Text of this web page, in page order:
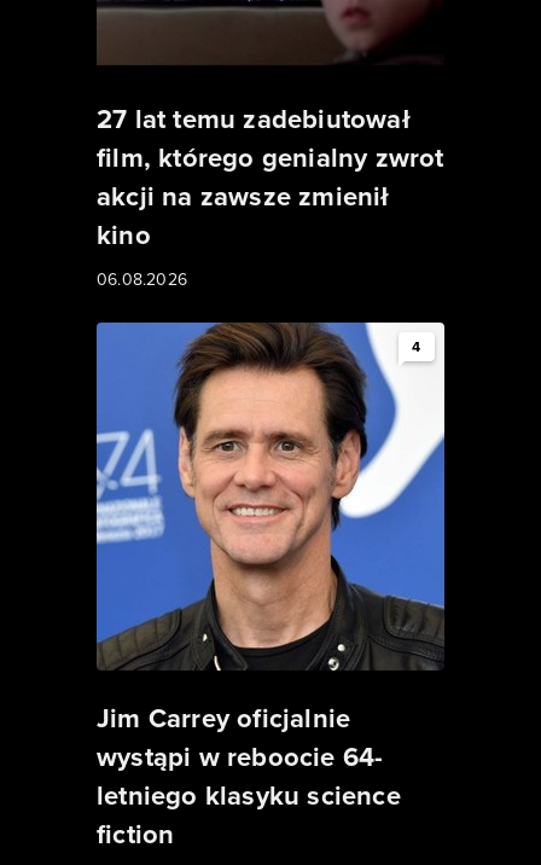
27 lat temu zadebiutował
film, którego genialny zwrot
akcji na zawsze zmienił
kino
06.08.2026
4
Jim Carrey oficjalnie
wystąpi w reboocie 64-
letniego klasyku science
fiction